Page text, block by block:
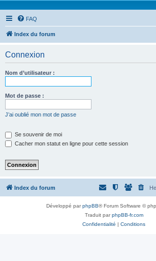
FAQ
Index du forum
Connexion
Nom d’utilisateur :
Mot de passe :
J’ai oublié mon mot de passe
Se souvenir de moi
Cacher mon statut en ligne pour cette session
Index du forum
Développé parphpBB® Forum Software ©
Traduit parphpBB-fr.com
Confidentialité | Conditions